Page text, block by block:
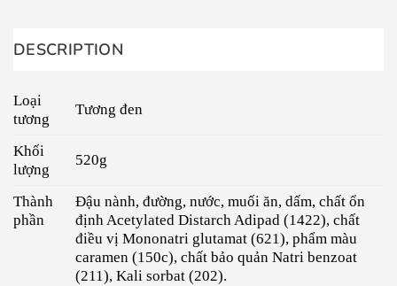
DESCRIPTION
Loại
tương
Tương đen
Khối
lượng
520g
Thành
phần
Đậu nành, đường, nước, muối ăn, dấm, chất ổn
định Acetylated Distarch Adipad (1422), chất
điều vị Mononatri glutamat (621), phẩm màu
caramen (150c), chất bảo quản Natri benzoat
(211), Kali sorbat (202).